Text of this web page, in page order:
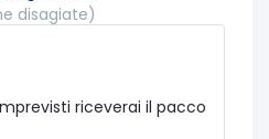
disagiate)
riceverai il pacco